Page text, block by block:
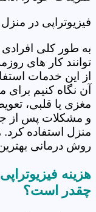
فیزیوتراپی در
به طور کلی
توانند کار های
از این خدمات
آن نگاه کنیم
مغزی یا قلبی،
و مشکلات پس از
منزل استفاده
روش درمانی
هزینه
چقدر است؟